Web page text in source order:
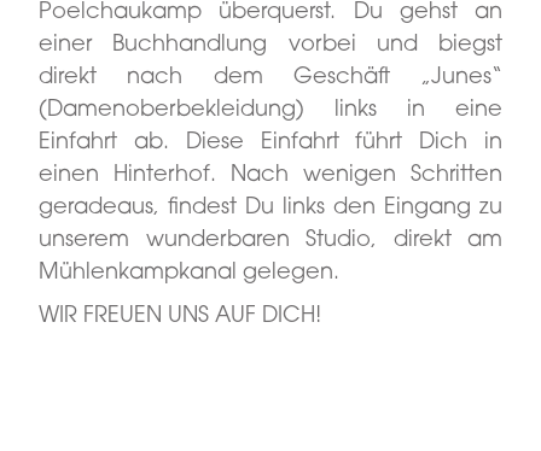
Poelchaukamp überquerst. Du gehst an
einer Buchhandlung vorbei und biegst
direkt nach dem Geschäft „Junes“
(Damenoberbekleidung) links in eine
Einfahrt ab. Diese Einfahrt führt Dich in
einen Hinterhof. Nach wenigen Schritten
geradeaus, findest Du links den Eingang zu
unserem wunderbaren Studio, direkt am
Mühlenkampkanal gelegen.
WIR FREUEN UNS AUF DICH!